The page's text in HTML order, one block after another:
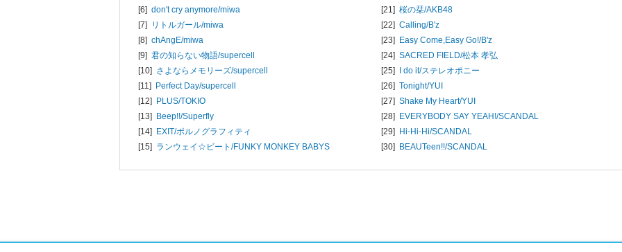
[6] don't cry anymore/miwa
[7] リトルガール/miwa
[8] chAngE/miwa
[9] 君の知らない物語/supercell
[10] さよならメモリーズ/supercell
[11] Perfect Day/supercell
[12] PLUS/TOKIO
[13] Beep!!/Superfly
[14] EXIT/ポルノグラフィティ
[15] ランウェイ☆ビート/FUNKY MONKEY BABYS
[21] 桜の栞/AKB48
[22] Calling/B'z
[23] Easy Come,Easy Go!/B'z
[24] SACRED FIELD/松本 孝弘
[25] I do it/ステレオポニー
[26] Tonight/YUI
[27] Shake My Heart/YUI
[28] EVERYBODY SAY YEAH!/SCANDAL
[29] Hi-Hi-Hi/SCANDAL
[30] BEAUTeen!!/SCANDAL